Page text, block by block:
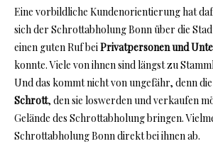
Eine vorbildliche Kundenorientierung hat
sich der Schrottabholung Bonn über die
einen guten Ruf beiPrivatpersonen und
konnte. Viele von ihnen sind längst zu
Und das kommt nicht von ungefähr, denn
Schrott, den sie loswerden und verkaufen
Gelände des Schrottabholung bringen.
Schrottabholung Bonn direkt bei ihnen ab.